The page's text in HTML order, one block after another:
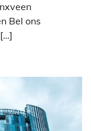
Bel ons